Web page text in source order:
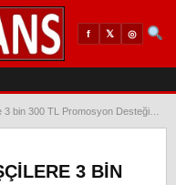
f 𝕏 ◎
3 bin 300 TL Promosyon Desteği…
3 BIN